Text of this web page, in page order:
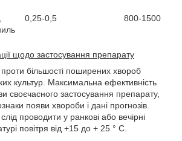
0,25-0,5 800-1500
щодо застосування препарату
більшості поширених хвороб
культур. Максимальна ефективність
своєчасного застосування препарату,
появи хвороби і дані прогнозів.
проводити у ранкові або вечірні
повітря від +15 до + 25 ° С.